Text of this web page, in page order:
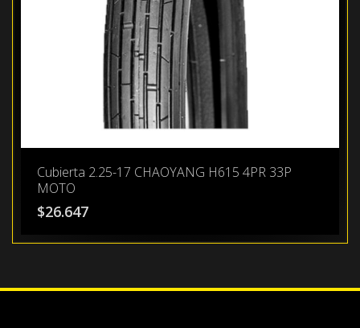
Cubierta 2.25-17 CHAOYANG H615 4PR 33P
MOTO
$26.647